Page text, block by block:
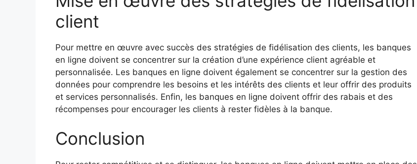
client
Pour mettre en œuvre avec succès des stratégies de fidélisation des clients, les banques
en ligne doivent se concentrer sur la création d’une expérience client agréable et
personnalisée. Les banques en ligne doivent également se concentrer sur la gestion des
données pour comprendre les besoins et les intérêts des clients et leur offrir des produits
et services personnalisés. Enfin, les banques en ligne doivent offrir des rabais et des
récompenses pour encourager les clients à rester fidèles à la banque.
Conclusion